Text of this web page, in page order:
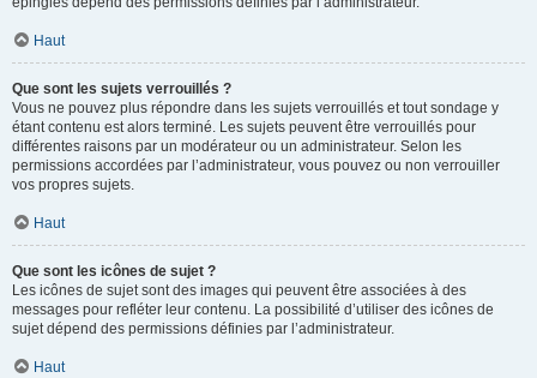
Haut
Que sont les sujets verrouillés ?
Vous ne pouvez plus répondre dans les sujets verrouillés et tout sondage y
étant contenu est alors terminé. Les sujets peuvent être verrouillés pour
différentes raisons par un modérateur ou un administrateur. Selon les
permissions accordées par l’administrateur, vous pouvez ou non verrouiller
vos propres sujets.
Haut
Que sont les icônes de sujet ?
Les icônes de sujet sont des images qui peuvent être associées à des
messages pour refléter leur contenu. La possibilité d’utiliser des icônes de
sujet dépend des permissions définies par l’administrateur.
Haut